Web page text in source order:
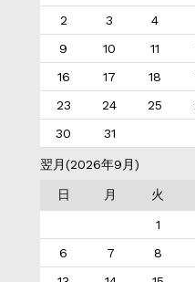
2
3 4
9
10 11
16
17 18
23
24 25
30
31
翌月(2026年9月)
日 月 火
1
6
7 8